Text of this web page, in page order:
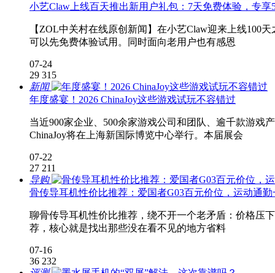
小艺Claw上线百天推出新用户礼包：7天免费体验，专享
【ZOL中关村在线原创新闻】在小艺Claw迎来上线100
可以先免费体验试用。同时面向老用户也有感恩
07-24
29 315
新闻
年度盛宴！2026 ChinaJoy这些游戏试玩不容错过
当近900家企业、500余家游戏公司和团队、逾千款游戏
ChinaJoy将在上海新国际博览中心举行。本届展会
07-22
27 211
导购
骨传导耳机性价比推荐：爱国者G03百元价位，运动通
聊骨传导耳机性价比推荐，绕不开一个老矛盾：价格
荐，核心就是找出那些没在看不见的地方省料
07-16
36 232